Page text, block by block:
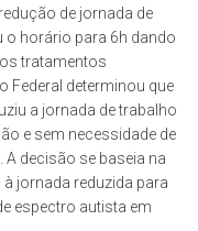
de jornada de
o horário para 6h dando
tratamentos
Federal determinou que
a jornada de trabalho
e sem necessidade de
decisão se baseia na
jornada reduzida para
espectro autista em